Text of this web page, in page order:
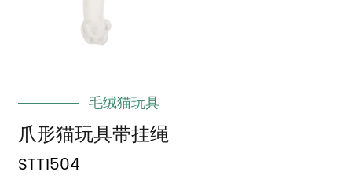
毛绒猫玩具
爪形猫玩具带挂绳
STT1504